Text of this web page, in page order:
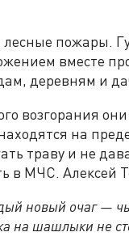
пожары.
вместе
деревням и
возгорания
на
траву и не
в МЧС. Алексей
новый очаг —
на шашлыки не